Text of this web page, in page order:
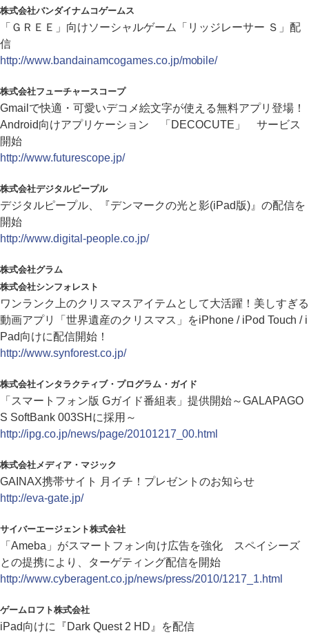
株式会社バンダイナムコゲームス
「ＧＲＥＥ」向けソーシャルゲーム「リッジレーサー Ｓ」配
信
http://www.bandainamcogames.co.jp/mobile/
株式会社フューチャースコープ
Gmailで快適・可愛いデコメ絵文字が使える無料アプリ登場！
Android向けアプリケーション 「DECOCUTE」 サービス
開始
http://www.futurescope.jp/
株式会社デジタルピープル
デジタルピープル、『デンマークの光と影(iPad版)』の配信を
開始
http://www.digital-people.co.jp/
株式会社グラム
株式会社シンフォレスト
ワンランク上のクリスマスアイテムとして大活躍！美しすぎる
動画アプリ「世界遺産のクリスマス」をiPhone / iPod Touch / i
Pad向けに配信開始！
http://www.synforest.co.jp/
株式会社インタラクティブ・プログラム・ガイド
「スマートフォン版 Gガイド番組表」提供開始～GALAPAGO
S SoftBank 003SHに採用～
http://ipg.co.jp/news/page/20101217_00.html
株式会社メディア・マジック
GAINAX携帯サイト 月イチ！プレゼントのお知らせ
http://eva-gate.jp/
サイバーエージェント株式会社
「Ameba」がスマートフォン向け広告を強化 スペイシーズ
との提携により、ターゲティング配信を開始
http://www.cyberagent.co.jp/news/press/2010/1217_1.html
ゲームロフト株式会社
iPad向けに『Dark Quest 2 HD』を配信